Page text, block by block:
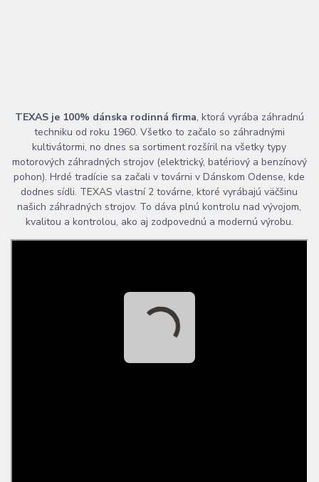
TEXAS je 100% dánska rodinná firma, ktorá vyrába záhradnú
techniku od roku 1960. Všetko to začalo so záhradnými
kultivátormi, no dnes sa sortiment rozšíril na všetky typy
motorových záhradných strojov (elektrický, batériový a benzínový
pohon). Hrdé tradície sa začali v továrni v Dánskom Odense, kde
dodnes sídli. TEXAS vlastní 2 továrne, ktoré vyrábajú väčšinu
našich záhradných strojov. To dáva plnú kontrolu nad vývojom,
kvalitou a kontrolou, ako aj zodpovednú a modernú výrobu.